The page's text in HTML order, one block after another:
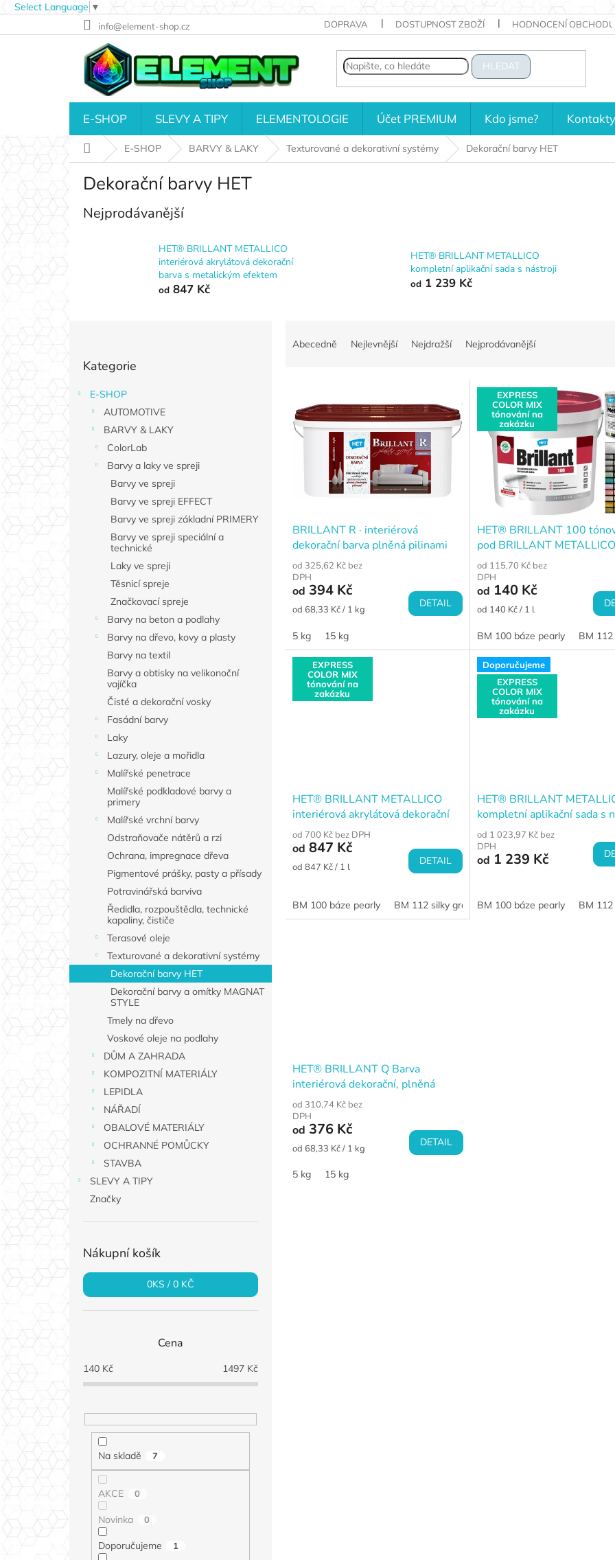
Select Language ▼
na
info@element-shop.cz DOPRAVA DOSTUPNOST ZBOŽÍ HODNOCENÍ OBCHODU
HLEDAT
E-SHOP SLEVY A TIPY ELEMENTOLOGIE Účet PREMIUM Kdo jsme? Kontakty
Domů E-SHOP BARVY & LAKY Texturované a dekorativní systémy Dekorační barvy HET
Dekorační barvy HET
Nejprodávanější
HET® BRILLANT METALLICO
interiérová akrylátová dekorační
barva s metalickým efektem
od847 Kč
HET® BRILLANT METALLICO
kompletní aplikační sada s nástroji
od 1 239 Kč
a
n
p
a
kategorie
Kategorie
E-SHOP
AUTOMOTIVE
BARVY & LAKY
ColorLab
Barvy a laky ve spreji
Barvy ve spreji
Barvy ve spreji EFFECT
Barvy ve spreji základní PRIMERY
Barvy ve spreji speciální a
technické
Laky ve spreji
Těsnicí spreje
Značkovací spreje
Barvy na beton a podlahy
Barvy na dřevo, kovy a plasty
Barvy na textil
Barvy a obtisky na velikonoční
vajíčka
Čisté a dekorační vosky
Fasádní barvy
Laky
Lazury, oleje a mořidla
Malířské penetrace
Malířské podkladové barvy a
primery
Malířské vrchní barvy
Odstraňovače nátěrů a rzi
Ochrana, impregnace dřeva
Pigmentové prášky, pasty a přísady
Potravinářská barviva
Ředidla, rozpouštědla, technické
kapaliny, čističe
Terasové oleje
Texturované a dekorativní systémy
Dekorační barvy HET
Dekorační barvy a omítky MAGNAT
STYLE
Tmely na dřevo
Voskové oleje na podlahy
DŮM A ZAHRADA
KOMPOZITNÍ MATERIÁLY
LEPIDLA
NÁŘADÍ
OBALOVÉ MATERIÁLY
OCHRANNÉ POMŮCKY
STAVBA
SLEVY A TIPY
Značky
Nákupní košík
0KS /0 KČ
Cena
140Kč 1497Kč
Na skladě 7
AKCE 0
Novinka 0
Doporučujeme 1
Abecedně Nejlevnější Nejdražší Nejprodávanější
BRILLANT R · interiérová
dekorační barva plněná pilinami
od 325,62 Kč bez
DPH
od 394 Kč
Měrná
od 68,33 Kč / 1 kg DETAIL
5 kg 15 kg
EXPRESS
COLOR MIX
tónování na
zakázku
HET® BRILLANT 100
pod BRILLANT METALLICO
od 115,70 Kč bez
DPH
od 140 Kč
Měrná
od 140 Kč / 1 l
BM 100 báze pearly BM 112
EXPRESS
COLOR MIX
tónování na
zakázku
HET® BRILLANT METALLICO
interiérová akrylátová dekorační
barva s metalickým efektem
od 700 Kč bez DPH
od 847 Kč
Měrná
od 847 Kč / 1 l DETAIL
BM 100 báze pearly BM 112 silky gray BM 122 aluminium gray
Doporučujeme
EXPRESS
COLOR MIX
tónování na
zakázku
HET® BRILLANT
kompletní aplikační sada s
od 1 023,97 Kč bez
DPH
od 1 239 Kč
BM 100 báze pearly BM 112
HET® BRILLANT Q Barva
interiérová dekorační, plněná
pískem, bílá
od 310,74 Kč bez
DPH
od 376 Kč
Měrná
od 68,33 Kč / 1 kg DETAIL
5 kg 15 kg